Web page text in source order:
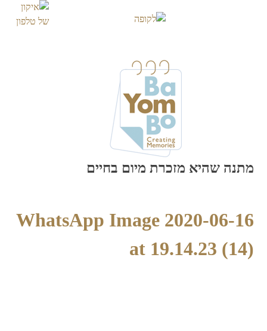
מתנה שהיא מזכרת מיום בחיים
WhatsApp Image 2020-06-16
at 19.14.23 (14)